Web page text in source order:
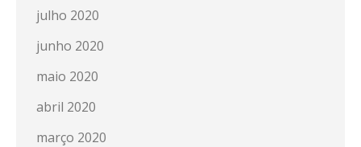
julho 2020
junho 2020
maio 2020
abril 2020
março 2020